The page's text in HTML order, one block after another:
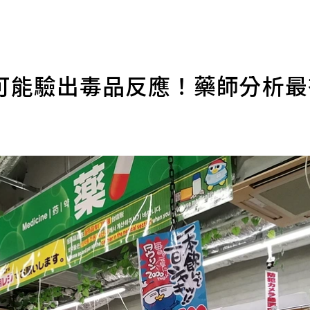
驗出毒品反應！藥師分析